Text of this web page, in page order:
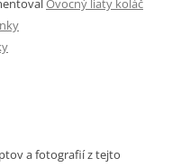
Ovocný liaty koláč
a fotografií z tejto